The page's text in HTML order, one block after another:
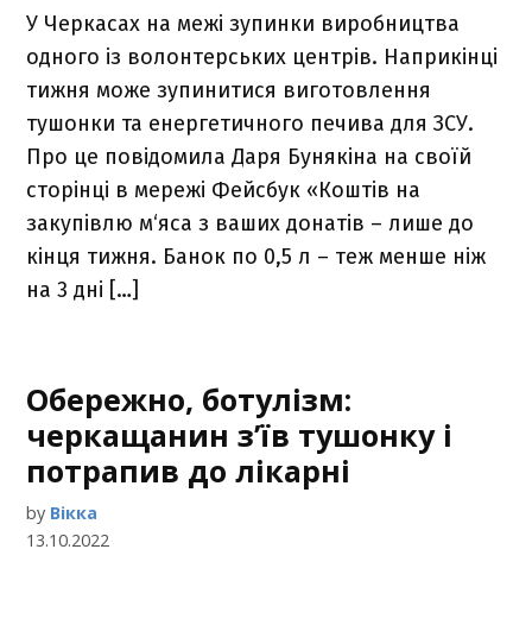
У Черкасах на межі зупинки виробництва
одного із волонтерських центрів. Наприкінці
тижня може зупинитися виготовлення
тушонки та енергетичного печива для ЗСУ.
Про це повідомила Даря Бунякіна на своїй
сторінці в мережі Фейсбук «Коштів на
закупівлю м‘яса з ваших донатів – лише до
кінця тижня. Банок по 0,5 л – теж менше ніж
на 3 дні […]
Обережно, ботулізм:
черкащанин з’їв тушонку і
потрапив до лікарні
by Вікка
13.10.2022